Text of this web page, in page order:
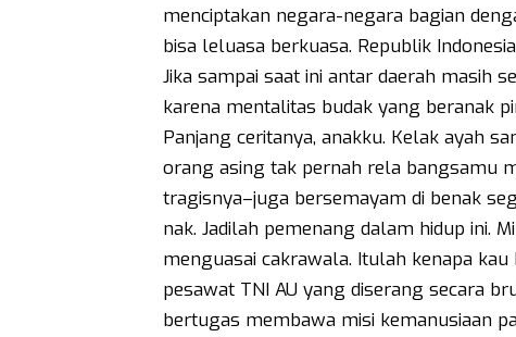
menciptakan negara-negara bagian
bisa leluasa berkuasa. Republik
Jika sampai saat ini antar daerah masih
karena mentalitas budak yang beranak
Panjang ceritanya, anakku. Kelak ayah
orang asing tak pernah rela bangsamu
tragisnya–juga bersemayam di benak
nak. Jadilah pemenang dalam hidup ini.
menguasai cakrawala. Itulah kenapa
pesawat TNI AU yang diserang secara
bertugas membawa misi kemanusiaan